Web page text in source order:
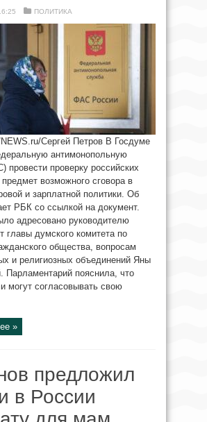
ПОЛИТИКА
Сергей Петров В Госдуме
антимонопольную
провести проверку российских
возможного сговора в
и зарплатной политики. Об
РБК со ссылкой на документ.
адресовано руководителю
главы думского комитета по
общества, вопросам
и религиозных объединений Яны
Парламентарий пояснила, что
могут согласовывать свою
»
предложил
в России